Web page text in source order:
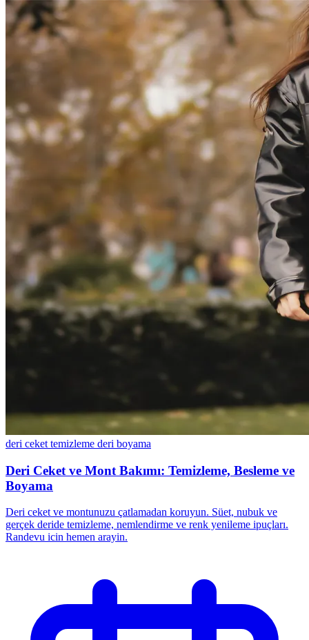
deri ceket temizleme deri boyama
Deri Ceket ve Mont Bakımı: Temizleme, Besleme ve
Boyama
Deri ceket ve montunuzu çatlamadan koruyun. Süet, nubuk ve
gerçek deride temizleme, nemlendirme ve renk yenileme ipuçları.
Randevu icin hemen arayin.